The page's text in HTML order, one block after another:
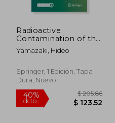
40%
dcto.
$ 51.29
Radioactive
Contamination of the
Tokyo Metropolitan
Area: Five Years After
Nuclear Accident (en
Inglés)
Yamazaki, Hideo
Springer, 1 Edición, Tapa
Dura, Nuevo